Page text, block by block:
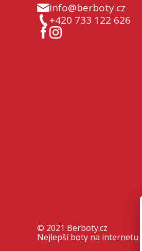
info@berboty.cz
+420 733 122 626
© 2021 Berboty.cz
Nejlepší boty na internetu |